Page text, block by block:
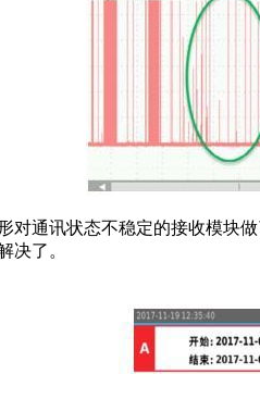
对通讯状态不稳定的接收模块
决了。